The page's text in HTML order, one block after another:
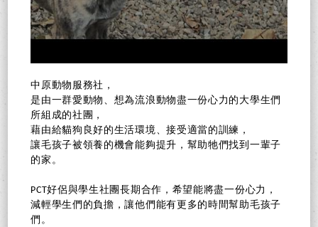
中原動物服務社，
是由一群愛動物、想為流浪動物盡一份心力的大學生們
所組成的社團，
藉由給貓狗良好的生活環境、接受適當的訓練，
讓毛孩子被領養的機會能夠提升，幫助牠們找到一輩子
的家。
PCT好侶與學生社團長期合作，希望能將盡一份心力，
減輕學生們的負擔，讓他們能有更多的時間幫助毛孩子
們。